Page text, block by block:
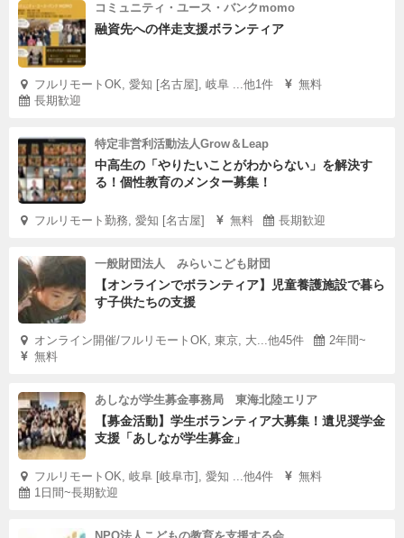
コミュニティ・ユース・バンクmomo
融資先への伴走支援ボランティア
フルリモートOK, 愛知 [名古屋], 岐阜 ...他1件
無料
長期歓迎
特定非営利活動法人Grow＆Leap
中高生の「やりたいことがわからない」を解決す
る！個性教育のメンター募集！
フルリモート勤務, 愛知 [名古屋] 無料 長期歓迎
一般財団法人 みらいこども財団
【オンラインでボランティア】児童養護施設で暮ら
す子供たちの支援
オンライン開催/フルリモートOK, 東京, 大...他45件
2年間~
無料
あしなが学生募金事務局 東海北陸エリア
【募金活動】学生ボランティア大募集！遺児奨学金
支援「あしなが学生募金」
フルリモートOK, 岐阜 [岐阜市], 愛知 ...他4件
無料
1日間~長期歓迎